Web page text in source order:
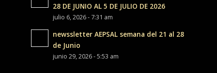
28 DE JUNIO AL 5 DE JULIO DE 2026
julio 6, 2026 - 7:31 am
newssletter AEPSAL semana del 21 al 28
de Junio
junio 29, 2026 - 5:53 am